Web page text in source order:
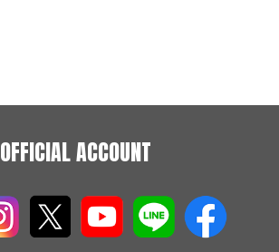
OFFICIAL ACCOUNT